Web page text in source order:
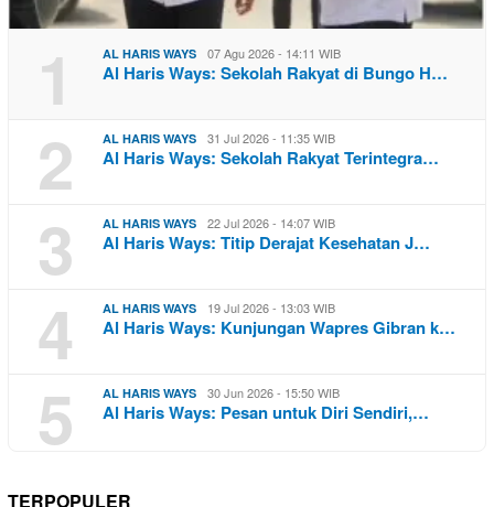
1 AL HARIS WAYS 07 Agu 2026 - 14:11 WIB
Al Haris Ways: Sekolah Rakyat di Bungo H…
2 AL HARIS WAYS 31 Jul 2026 - 11:35 WIB
Al Haris Ways: Sekolah Rakyat Terintegra…
3 AL HARIS WAYS 22 Jul 2026 - 14:07 WIB
Al Haris Ways: Titip Derajat Kesehatan J…
4 AL HARIS WAYS 19 Jul 2026 - 13:03 WIB
Al Haris Ways: Kunjungan Wapres Gibran k…
5 AL HARIS WAYS 30 Jun 2026 - 15:50 WIB
Al Haris Ways: Pesan untuk Diri Sendiri,…
TERPOPULER